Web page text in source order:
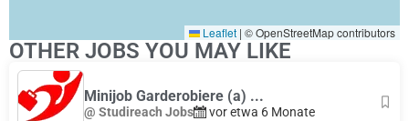
Leaflet | © OpenStreetMap contributors
OTHER JOBS YOU MAY LIKE
Minijob Garderobiere (a) ...
@ Studireach Jobs vor etwa 6 Monate